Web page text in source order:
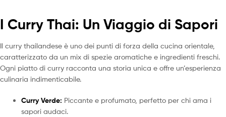
I Curry Thai: Un Viaggio di Sapori
Il curry thailandese è uno dei punti di forza della cucina orientale,
caratterizzato da un mix di spezie aromatiche e ingredienti freschi.
Ogni piatto di curry racconta una storia unica e offre un’esperienza
culinaria indimenticabile.
Curry Verde: Piccante e profumato, perfetto per chi ama i
sapori audaci.